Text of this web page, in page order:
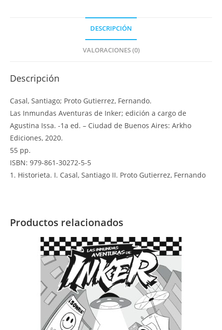
Quimeras
Tomo
III
cantidad
DESCRIPCIÓN
VALORACIONES (0)
Descripción
Casal, Santiago; Proto Gutierrez, Fernando.
Las Inmundas Aventuras de Inker; edición a cargo de
Agustina Issa. -1a ed. – Ciudad de Buenos Aires: Arkho
Ediciones, 2020.
55 pp.
ISBN: 979-861-30272-5-5
1. Historieta. I. Casal, Santiago II. Proto Gutierrez, Fernando
Productos relacionados